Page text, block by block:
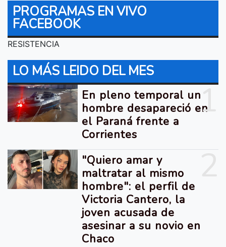
PROGRAMAS EN VIVO
FACEBOOK
RESISTENCIA
LO MÁS LEIDO DEL MES
1
En pleno temporal un
hombre desapareció en
el Paraná frente a
Corrientes
"Quiero amar y
maltratar al mismo
hombre": el perfil de
Victoria Cantero, la
joven acusada de
asesinar a su novio en
Chaco